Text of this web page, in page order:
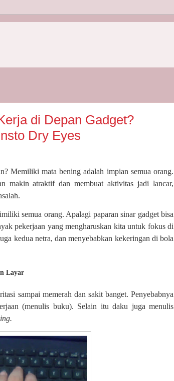
di Depan Gadget?
Dry Eyes
Memiliki mata bening adalah impian semua orang.
makin atraktif dan membuat aktivitas jadi lancar,
semua orang. Apalagi paparan sinar gadget bisa
pekerjaan yang mengharuskan kita untuk fokus di
kedua netra, dan menyebabkan kekeringan di bola
Layar
sampai memerah dan sakit banget. Penyebabnya
(menulis buku). Selain itu daku juga menulis